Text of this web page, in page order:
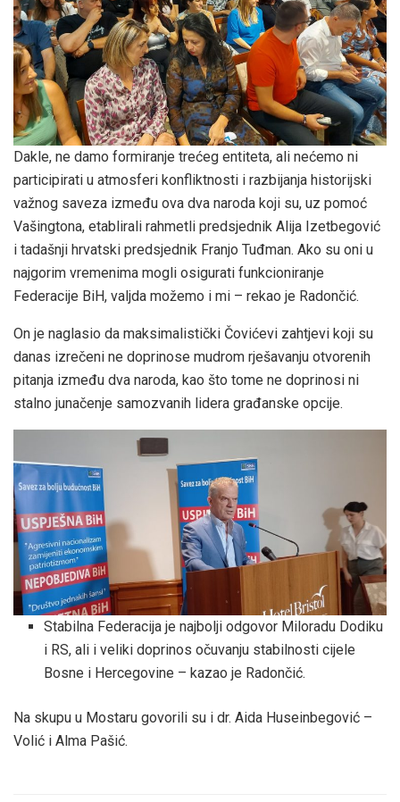
Dakle, ne damo formiranje trećeg entiteta, ali nećemo ni
participirati u atmosferi konfliktnosti i razbijanja historijski
važnog saveza između ova dva naroda koji su, uz pomoć
Vašingtona, etablirali rahmetli predsjednik Alija Izetbegović
i tadašnji hrvatski predsjednik Franjo Tuđman. Ako su oni u
najgorim vremenima mogli osigurati funkcioniranje
Federacije BiH, valjda možemo i mi – rekao je Radončić.
On je naglasio da maksimalistički Čovićevi zahtjevi koji su
danas izrečeni ne doprinose mudrom rješavanju otvorenih
pitanja između dva naroda, kao što tome ne doprinosi ni
stalno junačenje samozvanih lidera građanske opcije.
Stabilna Federacija je najbolji odgovor Miloradu Dodiku
i RS, ali i veliki doprinos očuvanju stabilnosti cijele
Bosne i Hercegovine – kazao je Radončić.
Na skupu u Mostaru govorili su i dr. Aida Huseinbegović –
Volić i Alma Pašić.